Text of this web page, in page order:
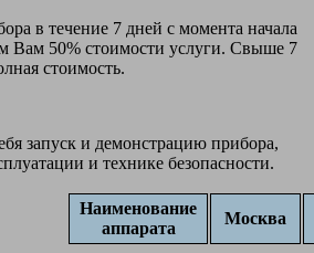
в течение 7 дней с момента начала
Вам 50% стоимости услуги. Свыше 7
стоимость.
запуск и демонстрацию прибора,
и технике безопасности.
Наименование
аппарата
Москва